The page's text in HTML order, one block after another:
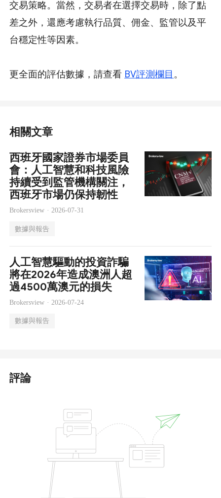
交易策略。當然，交易者在選擇交易時，除了點
差之外，還應考慮執行品質、佣金、監管以及平
台穩定性等因素。
更全面的評估數據，請查看 BV評測欄目 。
相關文章
西班牙國家證券市場委員
會：人工智慧和科技風險
持續受到監管機構關注，
西班牙市場仍保持韌性
Brokersview · 2026-07-31
數據與報告
人工智慧驅動的投資詐騙
將在2026年造成澳洲人超
過4500萬澳元的損失
Brokersview · 2026-07-24
數據與報告
評論